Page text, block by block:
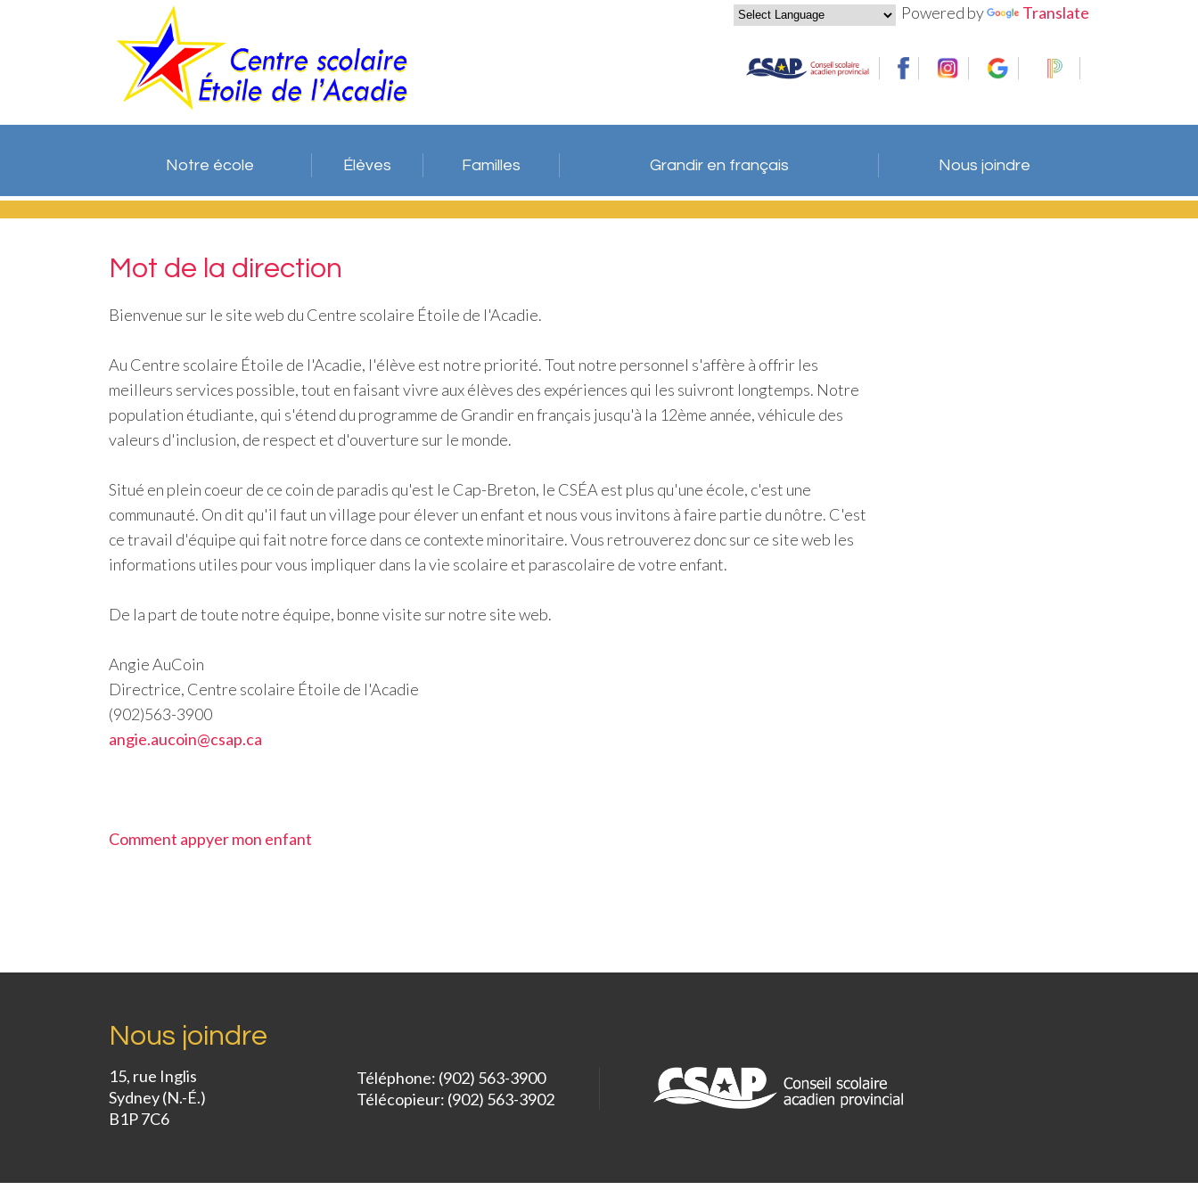
Powered by Translate
Notre école Élèves Familles Grandir en français Nous joindre
Mot de la direction
Bienvenue sur le site web du Centre scolaire Étoile de l'Acadie.
Au Centre scolaire Étoile de l'Acadie, l'élève est notre priorité. Tout notre personnel s'affère à offrir les
meilleurs services possible, tout en faisant vivre aux élèves des expériences qui les suivront longtemps. Notre
population étudiante, qui s'étend du programme de Grandir en français jusqu'à la 12ème année, véhicule des
valeurs d'inclusion, de respect et d'ouverture sur le monde.
Situé en plein coeur de ce coin de paradis qu'est le Cap-Breton, le CSÉA est plus qu'une école, c'est une
communauté. On dit qu'il faut un village pour élever un enfant et nous vous invitons à faire partie du nôtre. C'est
ce travail d'équipe qui fait notre force dans ce contexte minoritaire. Vous retrouverez donc sur ce site web les
informations utiles pour vous impliquer dans la vie scolaire et parascolaire de votre enfant.
De la part de toute notre équipe, bonne visite sur notre site web. ​
Angie AuCoin
Directrice, Centre scolaire Étoile de l'Acadie
(902)563-3900
angie.aucoin@csap.ca
Comment appyer mon enfant
Nous joindre
15, rue Inglis
Sydney (N.-É.)
B1P 7C6
Téléphone: (902) 563-3900
Télécopieur: (902) 563-3902